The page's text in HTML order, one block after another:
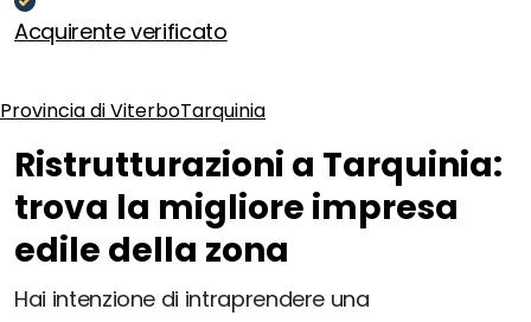
Acquirente verificato
Provincia di ViterboTarquinia
Ristrutturazioni a Tarquinia:
trova la migliore impresa
edile della zona
Hai intenzione di intraprendere una